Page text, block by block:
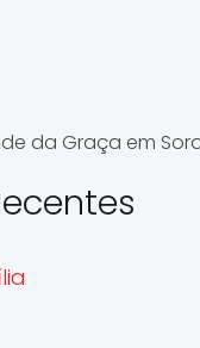
da Graça em